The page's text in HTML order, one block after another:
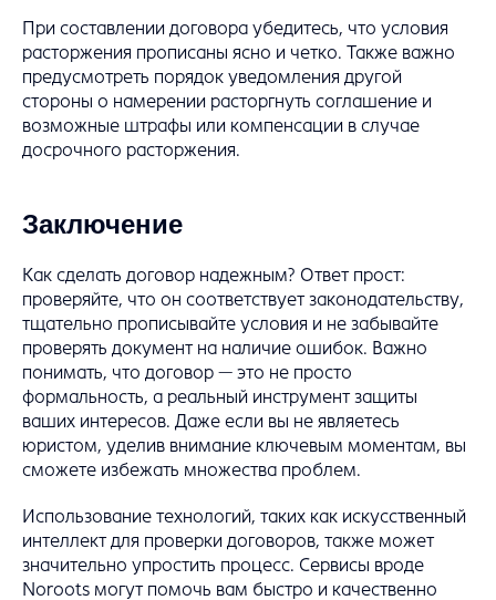
При составлении договора убедитесь, что условия
расторжения прописаны ясно и четко. Также важно
предусмотреть порядок уведомления другой
стороны о намерении расторгнуть соглашение и
возможные штрафы или компенсации в случае
досрочного расторжения.
Заключение
Как сделать договор надежным? Ответ прост:
проверяйте, что он соответствует законодательству,
тщательно прописывайте условия и не забывайте
проверять документ на наличие ошибок. Важно
понимать, что договор — это не просто
формальность, а реальный инструмент защиты
ваших интересов. Даже если вы не являетесь
юристом, уделив внимание ключевым моментам, вы
сможете избежать множества проблем.
Использование технологий, таких как искусственный
интеллект для проверки договоров, также может
значительно упростить процесс. Сервисы вроде
Noroots могут помочь вам быстро и качественно